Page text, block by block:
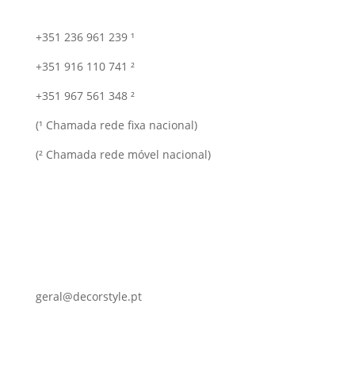
+351 236 961 239 ¹
+351 916 110 741 ²
+351 967 561 348 ²
(¹ Chamada rede fixa nacional)
(² Chamada rede móvel nacional)
geral@decorstyle.pt